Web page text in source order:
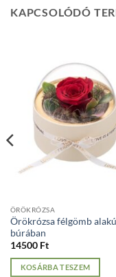
KAPCSOLÓDÓ
ÖRÖKRÓZSA
Örökrózsa félgömb alakú
búrában
14500 Ft
KOSÁRBA TESZEM